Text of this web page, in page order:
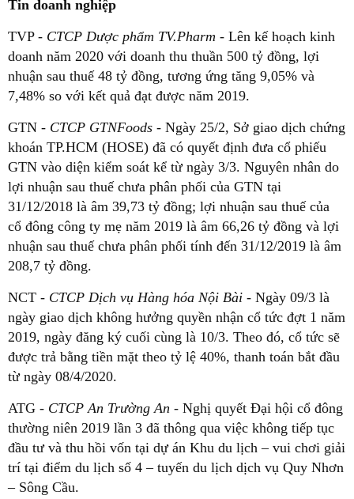
Tin doanh nghiệp
TVP - CTCP Dược phẩm TV.Pharm - Lên kế hoạch kinh
doanh năm 2020 với doanh thu thuần 500 tỷ đồng, lợi
nhuận sau thuế 48 tỷ đồng, tương ứng tăng 9,05% và
7,48% so với kết quả đạt được năm 2019.
GTN - CTCP GTNFoods - Ngày 25/2, Sở giao dịch chứng
khoán TP.HCM (HOSE) đã có quyết định đưa cổ phiếu
GTN vào diện kiểm soát kể từ ngày 3/3. Nguyên nhân do
lợi nhuận sau thuế chưa phân phối của GTN tại
31/12/2018 là âm 39,73 tỷ đồng; lợi nhuận sau thuế của
cổ đông công ty mẹ năm 2019 là âm 66,26 tỷ đồng và lợi
nhuận sau thuế chưa phân phối tính đến 31/12/2019 là âm
208,7 tỷ đồng.
NCT - CTCP Dịch vụ Hàng hóa Nội Bài - Ngày 09/3 là
ngày giao dịch không hưởng quyền nhận cổ tức đợt 1 năm
2019, ngày đăng ký cuối cùng là 10/3. Theo đó, cổ tức sẽ
được trả bằng tiền mặt theo tỷ lệ 40%, thanh toán bắt đầu
từ ngày 08/4/2020.
ATG - CTCP An Trường An - Nghị quyết Đại hội cổ đông
thường niên 2019 lần 3 đã thông qua việc không tiếp tục
đầu tư và thu hồi vốn tại dự án Khu du lịch – vui chơi giải
trí tại điểm du lịch số 4 – tuyến du lịch dịch vụ Quy Nhơn
– Sông Cầu.